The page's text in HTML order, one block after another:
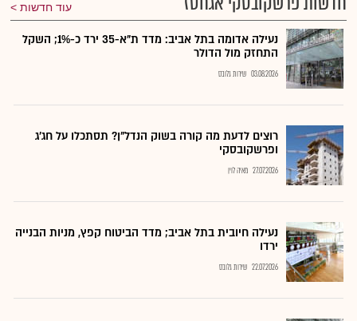
עוד חדשות
נעילה אדומה בתל אביב: מדד ת"א-35 ירד כ-1%; השקל
התחזק מול הדולר
03.08.2026 שירות גלובס
רוצים לדעת מה קורה בשוק הנדל"ן? תסתכלו על חג׳ג
ופרשקובסקי
27.07.2026 מאיה לוין
נעילה חיובית בתל אביב; מדד הביטוח קפץ, מניות הבנייה
ירדו
22.07.2026 שירות גלובס